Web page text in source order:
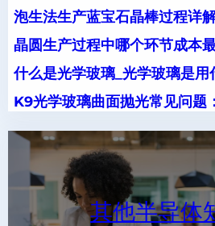
泡生法生产蓝宝石晶棒过程详
晶圆生产过程中哪个环节成本
什么是光学玻璃_光学玻璃是用
K9光学玻璃曲面抛光常见问题
其他半导体